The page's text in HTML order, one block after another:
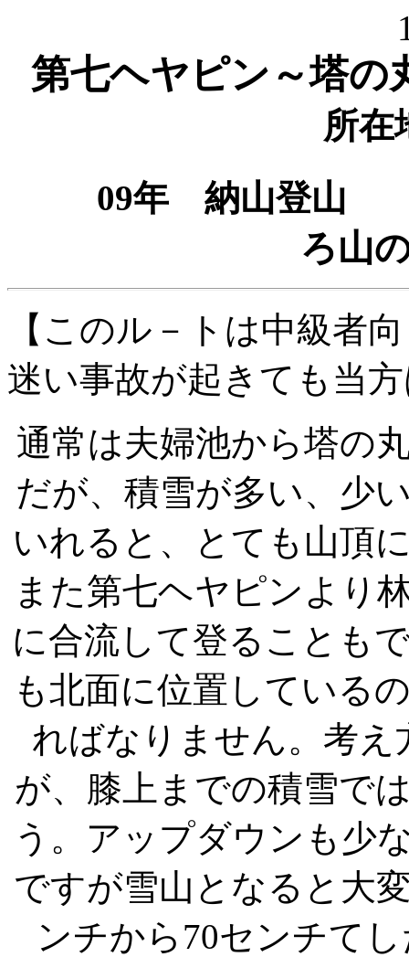
第七ヘヤピン～塔の
所在
09年 納山登山
ろ山
【このル－トは中級者
迷い事故が起きても当
通常は夫婦池から塔の
だが、積雪が多い、少
いれると、とても山頂
また第七ヘヤピンより
に合流して登ることも
も北面に位置している
ればなりません。考
が、膝上までの積雪で
う。アップダウンも少
ですが雪山となると大
ンチから 70センチて